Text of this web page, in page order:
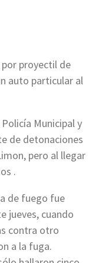
proyectil de
auto particular al
Municipal y
de detonaciones
pero al llegar
.
de fuego fue
jueves, cuando
contra otro
a la fuga.